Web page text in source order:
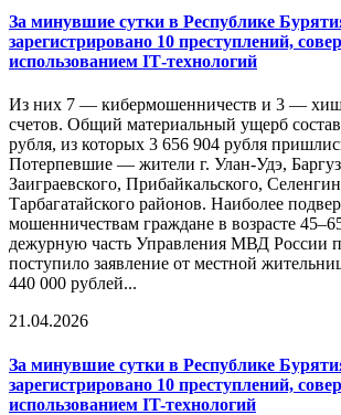
За минувшие сутки в Республике
зарегистрировано 10 преступлений,
использованием IT‑технологий
Из них 7 — кибермошенничеств и 3 —
счетов. Общий материальный ущерб
рубля, из которых 3 656 904 рубля
Потерпевшие — жители г. Улан‑Удэ,
Заиграевского, Прибайкальского,
Тарбагатайского районов. Наиболее
мошенничествам граждане в возрасте
дежурную часть Управления МВД России
поступило заявление от местной
440 000 рублей...
21.04.2026
За минувшие сутки в Республике
зарегистрировано 10 преступлений,
использованием IT-технологий